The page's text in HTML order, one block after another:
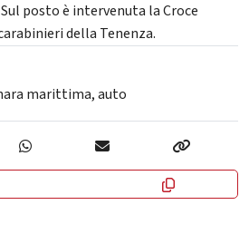
posto è intervenuta la Croce
della Tenenza.
marittima,auto